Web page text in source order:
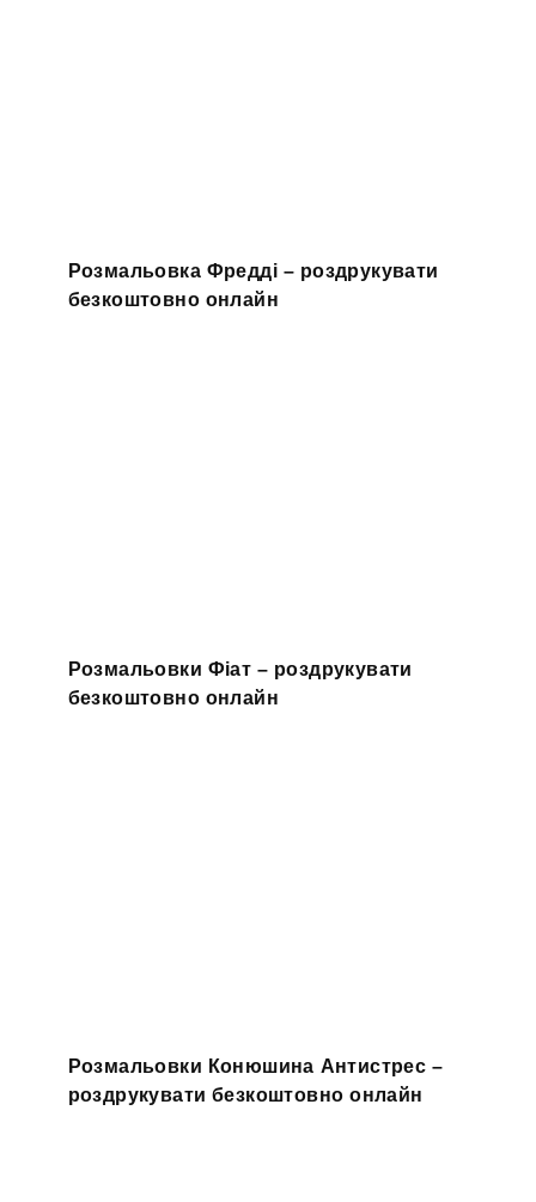
Розмальовка Фредді – роздрукувати
безкоштовно онлайн
Розмальовки Фіат – роздрукувати
безкоштовно онлайн
Розмальовки Конюшина Антистрес –
роздрукувати безкоштовно онлайн